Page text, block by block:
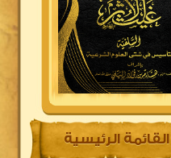
القائمة الرئيسية